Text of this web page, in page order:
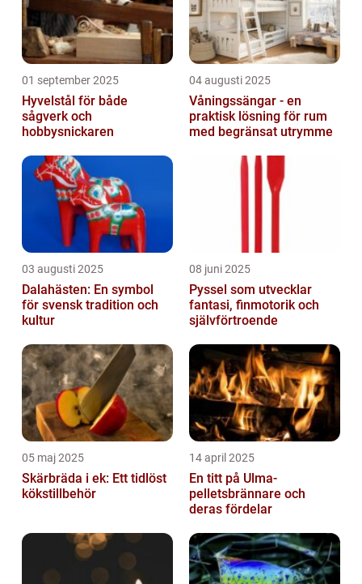
01 september 2025
Hyvelstål för både
sågverk och
hobbysnickaren
04 augusti 2025
Våningssängar - en
praktisk lösning för rum
med begränsat utrymme
03 augusti 2025
Dalahästen: En symbol
för svensk tradition och
kultur
08 juni 2025
Pyssel som utvecklar
fantasi, finmotorik och
självförtroende
05 maj 2025
Skärbräda i ek: Ett tidlöst
kökstillbehör
14 april 2025
En titt på Ulma-
pelletsbrännare och
deras fördelar